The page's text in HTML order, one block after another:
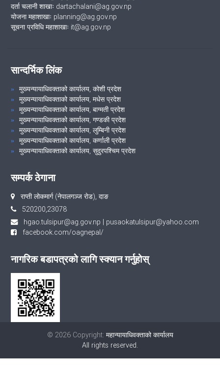
दर्ता चलानी शाखाः dartachalani@ag.gov.np
योजना महाशाखाः planning@ag.gov.np
सूचना प्रविधि महाशाखाः it@ag.gov.np
सान्दर्भिक लिंक
मुख्यन्यायाधिवक्ताको कार्यालय, कोशी प्रदेश
मुख्यन्यायाधिवक्ताको कार्यालय, मधेस प्रदेश
मुख्यन्यायाधिवक्ताको कार्यालय, बाग्मती प्रदेश
मुख्यन्यायाधिवक्ताको कार्यालय, गण्डकी प्रदेश
मुख्यन्यायाधिवक्ताको कार्यालय, लुम्बिनी प्रदेश
मुख्यन्यायाधिवक्ताको कार्यालय, कर्णाली प्रदेश
मुख्यन्यायाधिवक्ताको कार्यालय, सुदुरपश्चिम प्रदेश
सम्पर्क ठेगाना
राप्ती लोकमार्ग (नेपालगञ्ज राेड), दाङ
520200,23078
hgao.tulsipur@ag.gov.np | pusaokatulsipur@yahoo.com
facebook.com/oagnepal/
नागरिक बडापत्रको लागि स्क्यान गर्नुहोस्
© 2026 Copyright: महान्यायाधिवक्ताको कार्यालय
All rights reserved.